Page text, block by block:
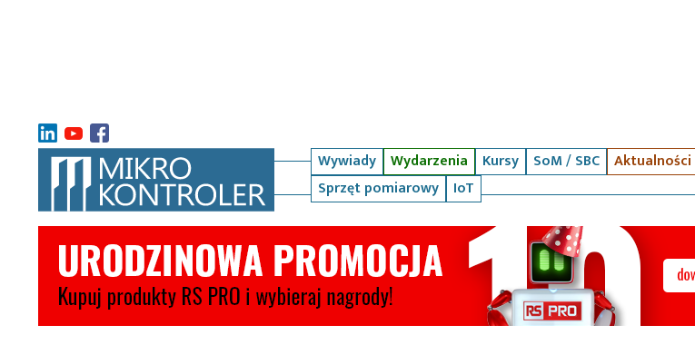
Wywiady Wydarzenia Kursy SoM / SBC Aktualności
Sprzęt pomiarowy
IoT